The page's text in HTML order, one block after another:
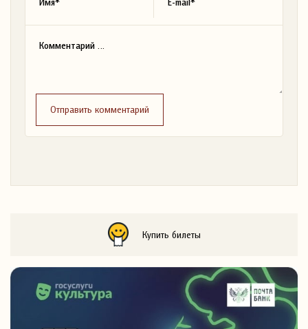
Отправить комментарий
Купить билеты